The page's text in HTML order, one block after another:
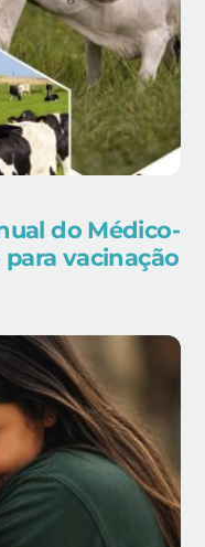
do Médico-
vacinação